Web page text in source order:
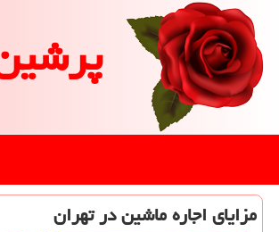
مزایای اجاره ماشین در تهران